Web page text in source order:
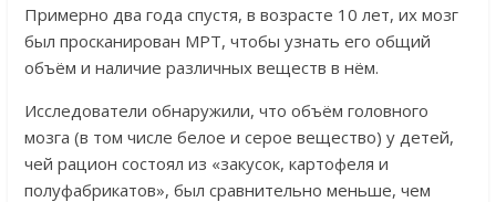
Примерно два года спустя, в возрасте 10 лет, их мозг
был просканирован МРТ, чтобы узнать его общий
объём и наличие различных веществ в нём.
Исследователи обнаружили, что объём головного
мозга (в том числе белое и серое вещество) у детей,
чей рацион состоял из «закусок, картофеля и
полуфабрикатов», был сравнительно меньше, чем